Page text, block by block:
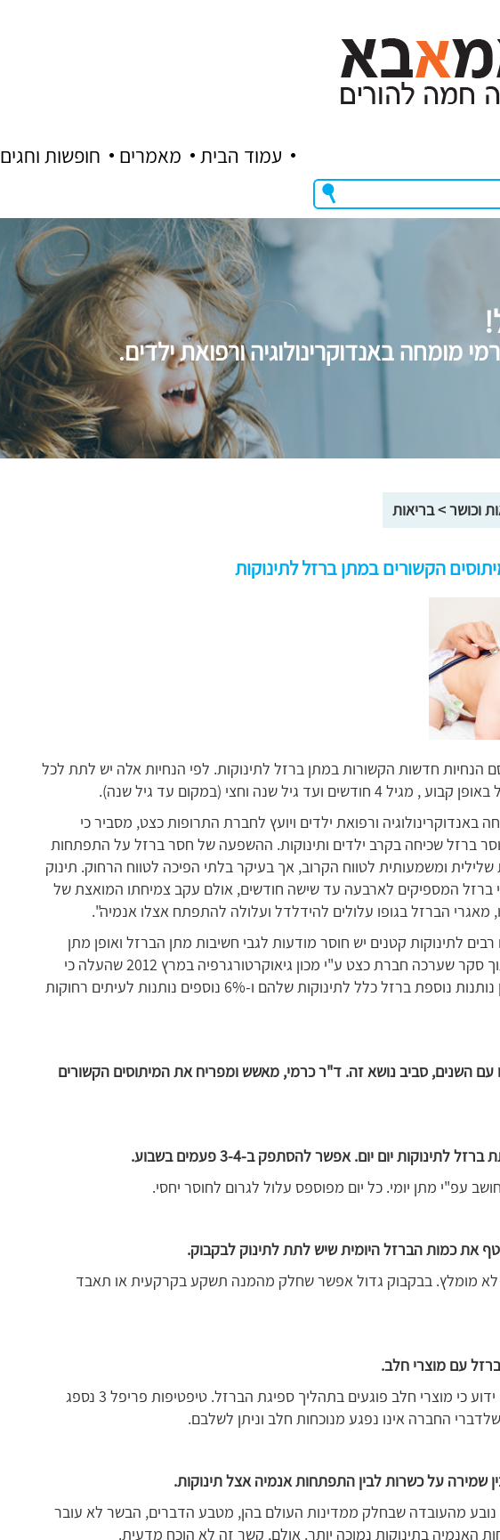
חופשות וחגים מאמרים עמוד הבית
מומחה באנדוקרינולוגיה ורפואת ילדים.
וכושר>בריאות
הקשורים במתן ברזל לתינוקות
הנחיות חדשות הקשורות במתן ברזל לתינוקות. לפי הנחיות אלה יש לתת לכל
ועד גיל שנה וחצי (במקום עד גיל שנה).
באנדוקרינולוגיה ורפואת ילדים ויועץ לחברת התרופות כצט, מסביר כי
ברזל שכיחה בקרב ילדים ותינוקות. ההשפעה של חסר ברזל על התפתחות
שלילית ומשמעותית לטווח הקרוב, אך בעיקר בלתי הפיכה לטווח הרחוק. תינוק
ברזל המספיקים לארבעה עד שישה חודשים, אולם עקב צמיחתו המואצת של
מאגרי הברזל בגופו עלולים להידלדל ועלולה להתפתח אצלו אנמיה".
לתינוקות קטנים יש חוסר מודעות לגבי חשיבות מתן הברזל ואופן מתן
הברזל; כך עולה מתוך סקר שערכה חברת כצט ע"י מכון גיאוקרטורגרפיה במרץ 2012 שהעלה כי
42% מהאמהות אינן נותנות נוספת ברזל כלל לתינוקות שלהם ו-6% נוספים נותנות לעיתים רחוקות
עם השנים, סביב נושא זה. ד"ר כרמי, מאשש ומפריח את המיתוסים הקשורים
לתינוקות יום יום. אפשר להסתפק ב-3-4 פעמים בשבוע.
עפ"י מתן יומי. כל יום מפוספס עלול לגרום לחוסר יחסי.
את כמות הברזל היומית שיש לתת לתינוק לבקבוק.
לא מומלץ. בבקבוק גדול אפשר שחלק מהמנה תשקע בקרקעית או תאבד
עם מוצרי חלב.
לרוב נכון. ידוע כי מוצרי חלב פוגעים בתהליך ספיגת הברזל. טיפטיפות פריפל 3 נספג
שלדברי החברה אינו נפגע מנוכחות חלב וניתן לשלבם.
שמירה על כשרות לבין התפתחות אנמיה אצל תינוקות.
נובע מהעובדה שבחלק ממדינות העולם בהן, מטבע הדברים, הבשר לא עובר
האנמיה בתינוקות נמוכה יותר. אולם, קשר זה לא הוכח מדעית.